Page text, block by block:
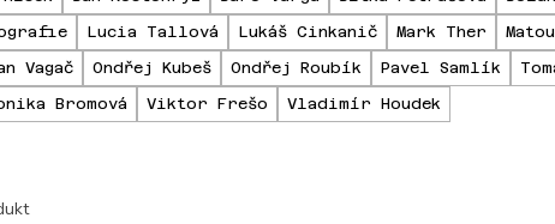
Lucia Tallová Lukáš Cinkanič Mark Ther
Vagač
Ondřej Kubeš Ondřej Roubík Pavel Samlík
Bromová
Viktor Frešo Vladimír Houdek